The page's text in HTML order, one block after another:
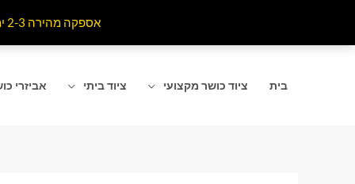
אספקה מהירה 2-3 ימי עסקים לרוב אזורי הארץ . האתר מתעדכן כל רגע מומלץ לרענן את הדף שאתם נמצאים בו
בית ציוד כושר מקצועי ציוד ביתי אביזרי